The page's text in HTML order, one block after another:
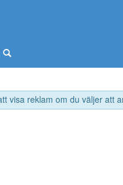
visa reklam om du väljer att